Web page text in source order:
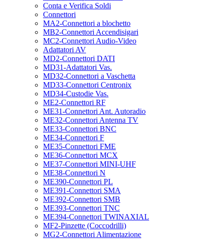
Conta e Verifica Soldi
Connettori
MA2-Connettori a blochetto
MB2-Connettori Accendisigari
MC2-Connettori Audio-Video
Adattatori AV
MD2-Connettori DATI
MD31-Adattatori Vas.
MD32-Connettori a Vaschetta
MD33-Connettori Centronix
MD34-Custodie Vas.
ME2-Connettori RF
ME31-Connettori Ant. Autoradio
ME32-Connettori Antenna TV
ME33-Connettori BNC
ME34-Connettori F
ME35-Connettori FME
ME36-Connettori MCX
ME37-Connettori MINI-UHF
ME38-Connettori N
ME390-Connettori PL
ME391-Connettori SMA
ME392-Connettori SMB
ME393-Connettori TNC
ME394-Connettori TWINAXIAL
MF2-Pinzette (Coccodrilli)
MG2-Connettori Alimentazione